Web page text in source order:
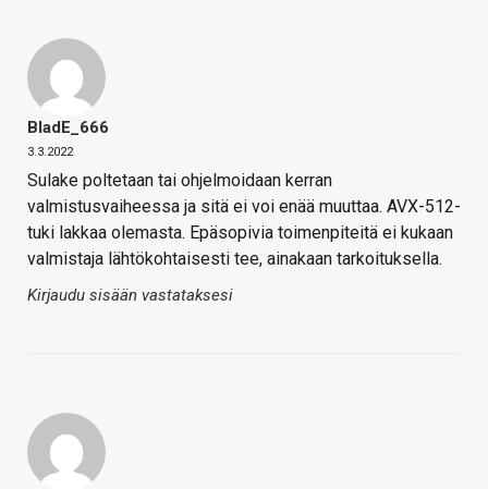
BladE_666
3.3.2022
Sulake poltetaan tai ohjelmoidaan kerran
valmistusvaiheessa ja sitä ei voi enää muuttaa. AVX-512-
tuki lakkaa olemasta. Epäsopivia toimenpiteitä ei kukaan
valmistaja lähtökohtaisesti tee, ainakaan tarkoituksella.
Kirjaudu sisään vastataksesi